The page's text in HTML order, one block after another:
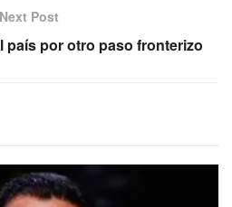
Next Post
país por otro paso fronterizo